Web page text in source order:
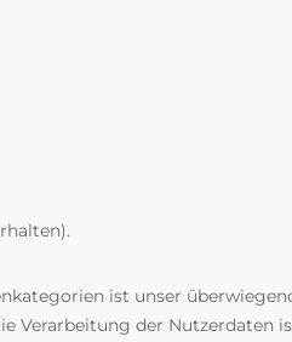
ist unser
Verarbeitung der Nutzerdaten